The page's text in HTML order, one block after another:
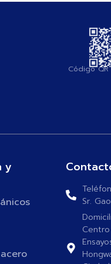
Código
y
Sr.